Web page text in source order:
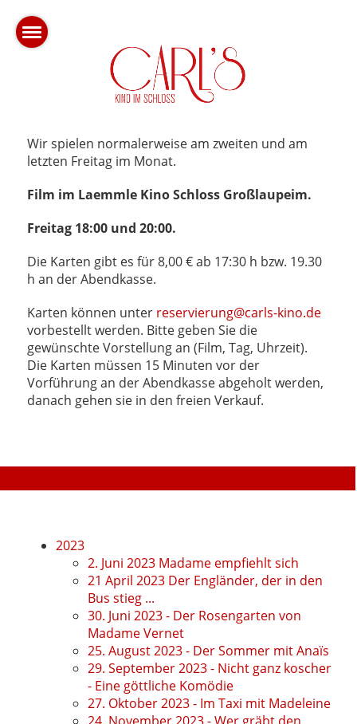
Wir spielen normalerweise am zweiten und am
letzten Freitag im Monat.
Film im Laemmle Kino Schloss Großlaupeim.
Freitag 18:00 und 20:00.
Die Karten gibt es für 8,00 € ab 17:30 h bzw. 19.30
h an der Abendkasse.
Karten können unter reservierung@carls-kino.de
vorbestellt werden. Bitte geben Sie die
gewünschte Vorstellung an (Film, Tag, Uhrzeit).
Die Karten müssen 15 Minuten vor der
Vorführung an der Abendkasse abgeholt werden,
danach gehen sie in den freien Verkauf.
2023
2. Juni 2023 Madame empfiehlt sich
21 April 2023 Der Engländer, der in den
Bus stieg ...
30. Juni 2023 - Der Rosengarten von
Madame Vernet
25. August 2023 - Der Sommer mit Anaïs
29. September 2023 - Nicht ganz koscher
- Eine göttliche Komödie
27. Oktober 2023 - Im Taxi mit Madeleine